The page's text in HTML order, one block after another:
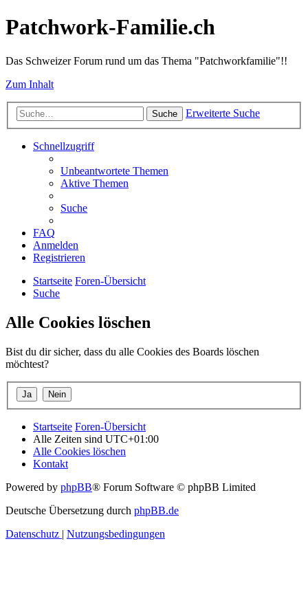
Patchwork-Familie.ch
Das Schweizer Forum rund um das Thema "Patchworkfamilie"!!
Zum Inhalt
Suche Erweiterte Suche
Schnellzugriff
Unbeantwortete Themen
Aktive Themen
Suche
FAQ
Anmelden
Registrieren
Startseite Foren-Übersicht
Suche
Alle Cookies löschen
Bist du dir sicher, dass du alle Cookies des Boards löschen
möchtest?
Startseite Foren-Übersicht
Alle Zeiten sind UTC+01:00
Alle Cookies löschen
Kontakt
Powered by phpBB® Forum Software © phpBB Limited
Deutsche Übersetzung durch phpBB.de
Datenschutz | Nutzungsbedingungen